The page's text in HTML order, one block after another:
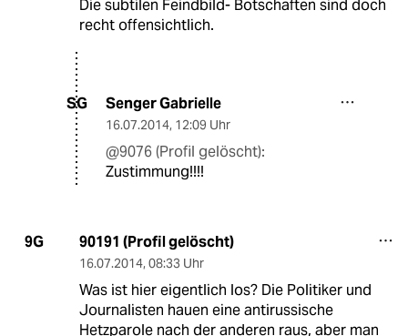
Die subtilen Feindbild- Botschaften sind doch
recht offensichtlich.
SG Senger Gabrielle
16.07.2014, 12:09 Uhr
@9076 (Profil gelöscht):
Zustimmung!!!!
9G 90191 (Profil gelöscht)
16.07.2014, 08:33 Uhr
Was ist hier eigentlich los? Die Politiker und
Journalisten hauen eine antirussische
Hetzparole nach der anderen raus, aber man